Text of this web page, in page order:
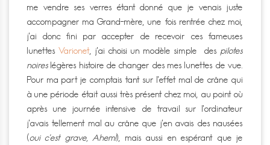
me vendre ses verres étant donné que je venais juste
accompagner ma Grand-mère, une fois rentrée chez moi,
j’ai donc fini par accepter de recevoir ces fameuses
lunettesVarionet , j’ai choisi un modèle simple des pilotes
noires légères histoire de changer des mes lunettes de vue.
Pour ma part je comptais tant sur l’effet mal de crâne qui
à une période était aussi très présent chez moi, au point où
après une journée intensive de travail sur l’ordinateur
j’avais tellement mal au crâne que j’en avais des nausées
(oui c’est grave, Ahem!), mais aussi en espérant que je